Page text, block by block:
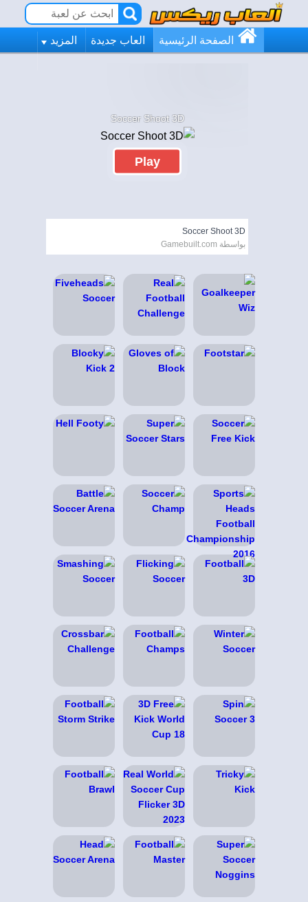
الصفحة الرئيسية العاب جديدة المزيد
Soccer Shoot 3D
Play
Soccer Shoot 3D
بواسطة Gamebuilt.com